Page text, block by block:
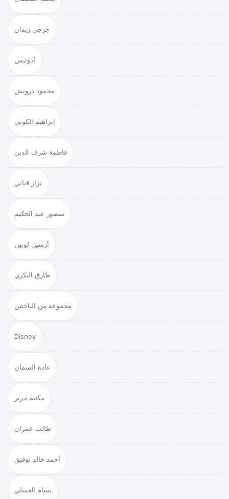
جرجي زيدان
أدونيس
محمود درويش
إبراهيم الكوني
فاطمة شرف الدين
نزار قباني
منصور عبد الحكيم
أرسين لوبين
طارق البكري
مجموعة من الباحثين
Disney
غادة السمان
مكتبة جرير
طالب عمران
أحمد خالد توفيق
بسام العسلي